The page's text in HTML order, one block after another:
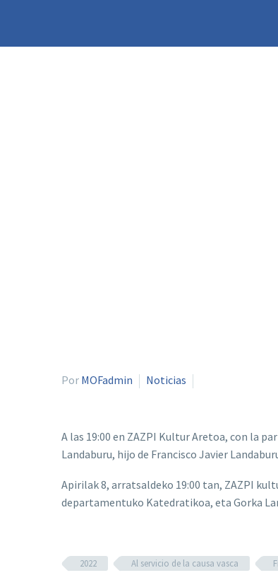
Por MOFadmin Noticias
A las 19:00 en ZAZPI Kultur Aretoa, con la
Landaburu, hijo de Francisco Javier
Apirilak 8, arratsaldeko 19:00 tan, ZAZPI
departamentuko Katedratikoa, eta Gorka
2022 Al servicio de la causa vasca